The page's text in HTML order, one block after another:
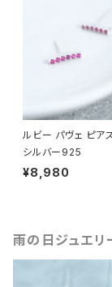
ルビー パヴェ ピア
シルバー925
¥8,980
雨の日ジュエリ